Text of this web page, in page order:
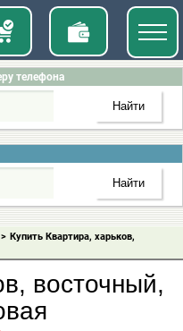
телефона
> Купить Квартира, харьков,
восточный,